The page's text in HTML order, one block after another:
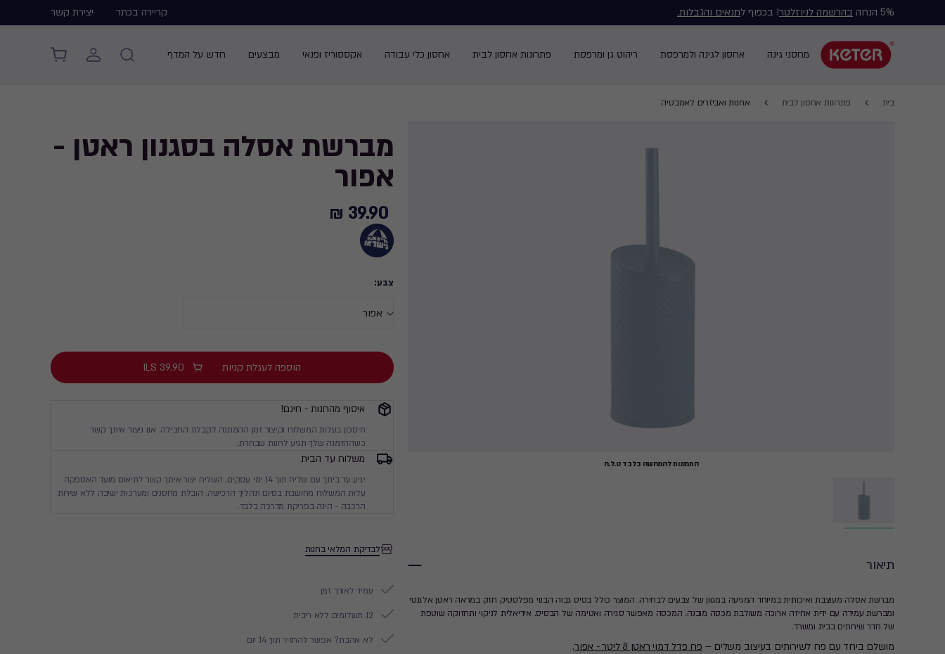
5% הנחה בהרשמה לניוזלטר! בכפוף לתנאים והגבלות. קריירה בכתר
יצירת קשר
navigation
מחסני גינה אחסון לגינה ולמרפסת ריהוט גן ומרפסת פתרונות אחסון לבית אחסון כלי עבודה אקססוריז ופנאי מבצעים חדש על המדף
Main
בית פתרונות אחסון לבית ארונות ואביזרים לאמבטיה
מברשת אסלה בסגנון ראטן -
אפור
39.90
₪
39.90 ₪
צבע:
הוספה לעגלת קניות ILS 39.90
איסוף מהחנות - חינם!
חיסכון בעלות המשלוח וקיצור זמן ההמתנה לקבלת החבילה. אנו ניצור איתך קשר
כשההזמנה שלך תגיע לחנות שבחרת.
משלוח עד הבית
יגיע עד ביתך עם שליח תוך 14 ימי עסקים. השליח יצור איתך קשר לתיאום מועד האספקה.
עלות המשלוח מחושבת בסיום תהליך הרכישה. הובלת מחסנים ומערכות ישיבה ללא שירות
הרכבה - הינה בפריקת מדרכה בלבד.
לבדיקת המלאי בחנות
עמיד לאורך זמן
12 תשלומים ללא ריבית
לא אהבת? אפשר להחזיר תוך 14 יום
התמונות להמחשה בלבד ט.ל.ח
תיאור
מברשת אסלה מעוצבת ואיכותית במיוחד המגיעה במגוון של צבעים לבחירה. המוצר כולל בסיס גבוה הבנוי מפלסטיק חזק במראה ראטן אלגנטי
ומברשת עמידה עם ידית אחיזה ארוכה משולבת מכסה מובנה. המכסה מאפשר סגירה ואטימה של הבסיס. אידיאלית לניקוי ותחזוקה שוטפת
של חדר שירותים בבית ומשרד.
מושלם ביחד עם פח לשירותים בעיצוב משלים – פח פדל דמוי ראטן 8 ליטר - אפור .